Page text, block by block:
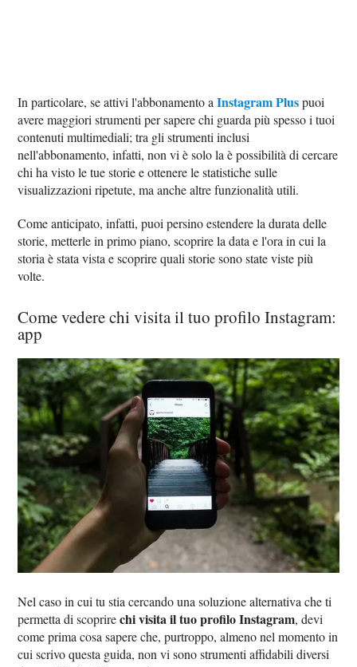
In particolare, se attivi l'abbonamento aInstagram Pluspuoi
avere maggiori strumenti per sapere chi guarda più spesso i tuoi
contenuti multimediali; tra gli strumenti inclusi
nell'abbonamento, infatti, non vi è solo la è possibilità di cercare
chi ha visto le tue storie e ottenere le statistiche sulle
visualizzazioni ripetute, ma anche altre funzionalità utili.
Come anticipato, infatti, puoi persino estendere la durata delle
storie, metterle in primo piano, scoprire la data e l'ora in cui la
storia è stata vista e scoprire quali storie sono state viste più
volte.
Come vedere chi visita il tuo profilo Instagram:
app
Nel caso in cui tu stia cercando una soluzione alternativa che ti
permetta di scoprirechi visita il tuo profilo Instagram, devi
come prima cosa sapere che, purtroppo, almeno nel momento in
cui scrivo questa guida, non vi sono strumenti affidabili diversi